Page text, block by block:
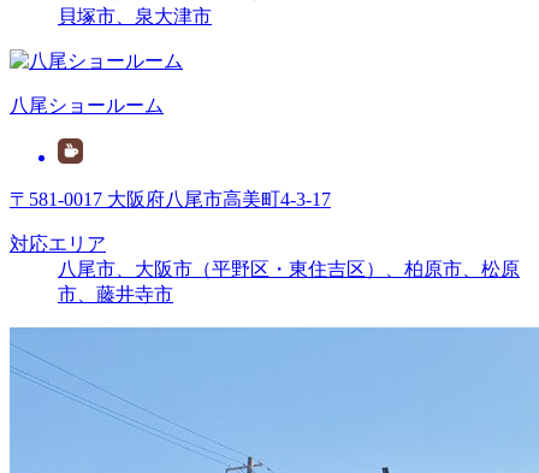
貝塚市、泉大津市
八尾ショールーム
〒581-0017 大阪府八尾市高美町4-3-17
対応エリア
八尾市、大阪市（平野区・東住吉区）、柏原市、松原
市、藤井寺市